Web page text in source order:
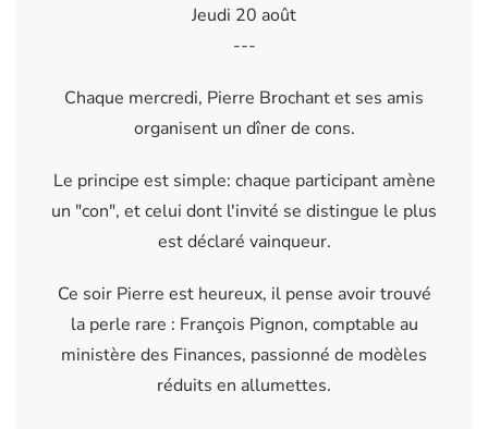
Jeudi 20 août
---
Chaque mercredi, Pierre Brochant et ses amis
organisent un dîner de cons.
Le principe est simple: chaque participant amène
un "con", et celui dont l'invité se distingue le plus
est déclaré vainqueur.
Ce soir Pierre est heureux, il pense avoir trouvé
la perle rare : François Pignon, comptable au
ministère des Finances, passionné de modèles
réduits en allumettes.